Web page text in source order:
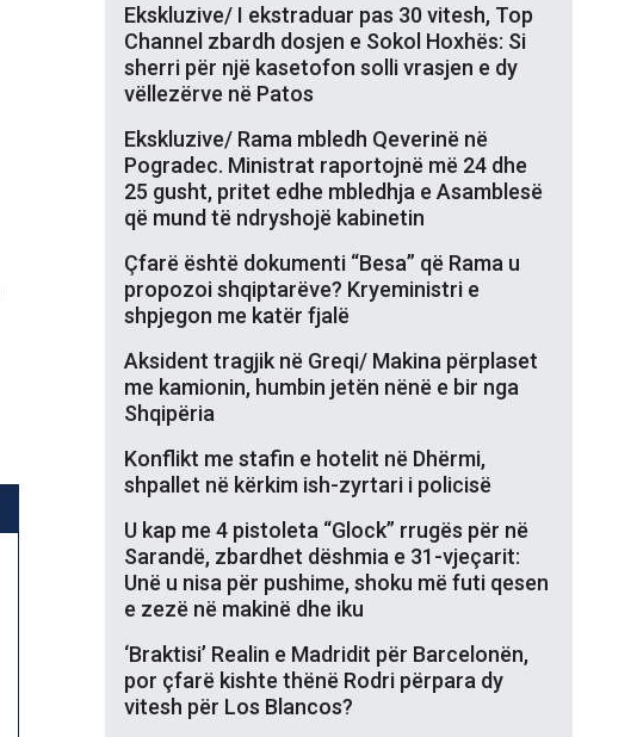
Ekskluzive/ I ekstraduar pas 30 vitesh, Top
Channel zbardh dosjen e Sokol Hoxhës: Si
sherri për një kasetofon solli vrasjen e dy
vëllezërve në Patos
Ekskluzive/ Rama mbledh Qeverinë në
Pogradec. Ministrat raportojnë më 24 dhe
25 gusht, pritet edhe mbledhja e Asamblesë
që mund të ndryshojë kabinetin
Çfarë është dokumenti “Besa” që Rama u
propozoi shqiptarëve? Kryeministri e
shpjegon me katër fjalë
Aksident tragjik në Greqi/ Makina përplaset
me kamionin, humbin jetën nënë e bir nga
Shqipëria
Konflikt me stafin e hotelit në Dhërmi,
shpallet në kërkim ish-zyrtari i policisë
U kap me 4 pistoleta “Glock” rrugës për në
Sarandë, zbardhet dëshmia e 31-vjeçarit:
Unë u nisa për pushime, shoku më futi qesen
e zezë në makinë dhe iku
‘Braktisi’ Realin e Madridit për Barcelonën,
por çfarë kishte thënë Rodri përpara dy
vitesh për Los Blancos?